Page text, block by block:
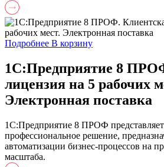
Подробнее В корзину
1С:Предприятие 8
лицензия на 5 рабочих
Электронная поставка
1С:Предприятие 8 ПРОФ
профессиональное решение,
автоматизации бизнес-процессов на
масштаба.